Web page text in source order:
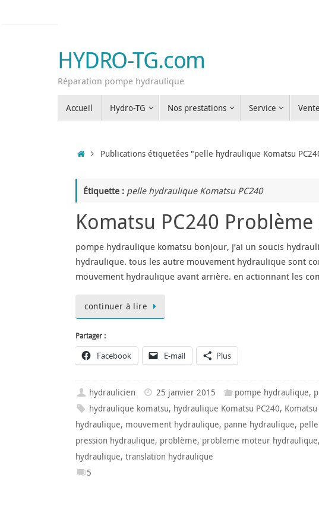
HYDRO-TG.com
Réparation pompe hydraulique
Accueil Hydro-TG Nos prestations Service
AccueilPublications étiquetées "pelle hydraulique Komatsu
Étiquette : pelle hydraulique Komatsu PC240
Komatsu PC240
pompe hydraulique komatsu bonjour, j’ai un soucis
hydraulique. tous les autre mouvement hydraulique sont
mouvement hydraulique avant arrière. en actionnant les
continuer à lire
Partager :
Facebook E-mail Plus
hydraulicien 25 janvier 2015 pompe hydraulique,
hydraulique komatsu, hydraulique Komatsu PC240, Komatsu
hydraulique, mouvement hydraulique, panne hydraulique,
pression hydraulique, problème, probleme moteur hydraulique,
hydraulique, translation hydraulique
5